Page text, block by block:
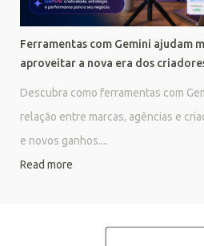
Ferramentas com Gemini ajudam
aproveitar a nova era dos
Descubra como ferramentas com
relação entre marcas, agências e
e novos ganhos....
Read more